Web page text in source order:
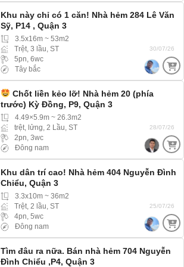
Khu này chỉ có 1 căn! Nhà hẻm 284 Lê Văn
Sỹ, P14 , Quận 3
3.5x16m ~ 53m2
Trệt, 3 lầu, ST
5pn, 6wc
Tây bắc
30/07/26
Chốt liền kẻo lỡ! Nhà hẻm 20 (phía
trước) Kỳ Đồng, P9, Quận 3
4.49×5.9m ~ 26.3m2
trệt, lửng, 2 Lầu, ST
2pn, 3wc
Đông nam
28/07/26
Khu dân trí cao! Nhà hẻm 404 Nguyễn Đình
Chiểu, Quận 3
3.3x10m ~ 36m2
Trệt, 2 lầu, ST
4pn, 5wc
Đông nam
25/07/26
Tìm đâu ra nữa. Bán nhà hẻm 704 Nguyễn
Đình Chiểu ,P4, Quận 3